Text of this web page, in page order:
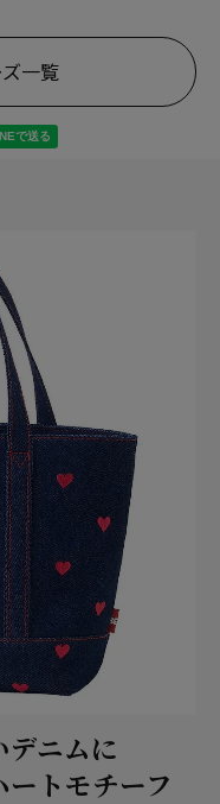
一覧
デニムに
トモチーフ